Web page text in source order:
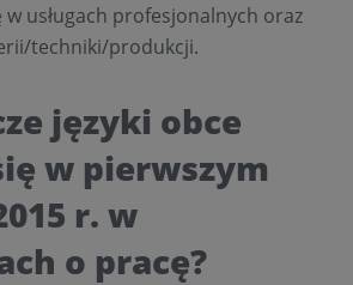
w usługach profesjonalnych oraz
techniki/produkcji.
języki obce
w pierwszym
r. w
o pracę?